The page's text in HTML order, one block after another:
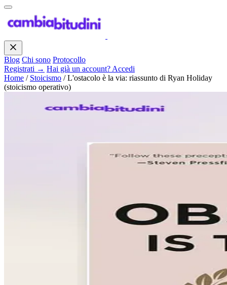
Blog Chi sono Protocollo
Registrati → Hai già un account? Accedi
Home / Stoicismo / L'ostacolo è la via: riassunto di Ryan Holiday
(stoicismo operativo)